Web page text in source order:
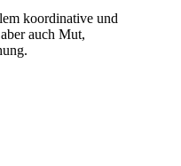
koordinative und
auch Mut,